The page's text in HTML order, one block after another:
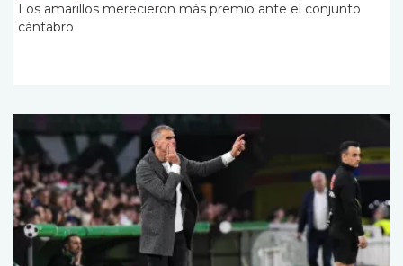
Los amarillos merecieron más premio ante el conjunto
cántabro